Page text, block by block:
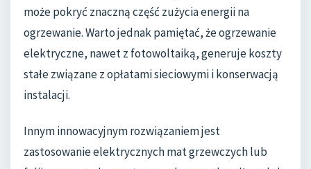
może pokryć znaczną część zużycia energii na
ogrzewanie. Warto jednak pamiętać, że ogrzewanie
elektryczne, nawet z fotowoltaiką, generuje koszty
stałe związane z opłatami sieciowymi i konserwacją
instalacji.
Innym innowacyjnym rozwiązaniem jest
zastosowanie elektrycznych mat grzewczych lub